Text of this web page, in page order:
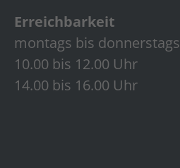
Erreichbarkeit
montags bis donnerstags
10.00 bis 12.00 Uhr
14.00 bis 16.00 Uhr